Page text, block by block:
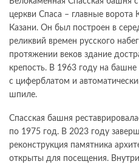
церкви Спаса – главные
Казани. Он был построен в
реликвий времен русского
протяжении веков здание
крепость. В 1963 году на башне
с циферблатом и
шпиле.
Спасская башня
по 1975 год. В 2023 году
реконструкция памятника
открыты для посещения.